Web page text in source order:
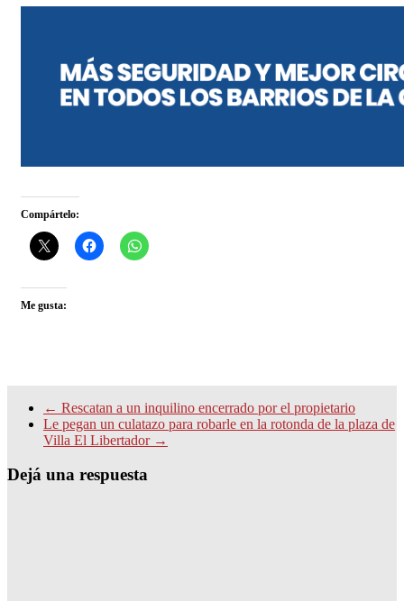
Compártelo:
Me gusta:
← Rescatan a un inquilino encerrado por el propietario
Le pegan un culatazo para robarle en la rotonda de la plaza de
Villa El Libertador →
Dejá una respuesta